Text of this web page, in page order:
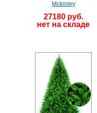
Mckinley
27180 руб.
нет на складе